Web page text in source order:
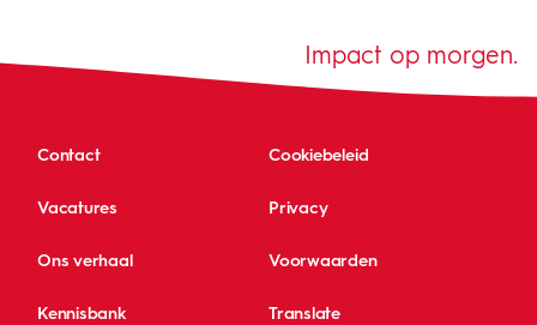
Contact Cookiebeleid
Vacatures Privacy
Ons verhaal Voorwaarden
Kennisbank Translate
Impact op morgen.